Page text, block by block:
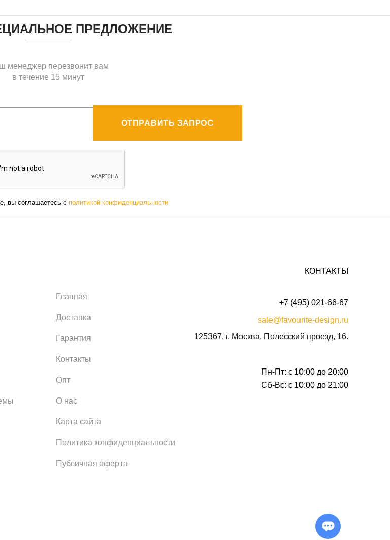
ПРЕДЛОЖЕНИЕ
менеджер перезвонит вам
в течение 15 минут
ОТПРАВИТЬ ЗАПРОС
вы соглашаетесь с политикой конфиденциальности
Главная
Доставка
Гарантия
Контакты
Опт
О нас
Карта сайта
Политика конфиденциальности
Публичная оферта
КОНТАКТЫ
+7 (495) 021-66-67
sale@favourite-design.ru
125367, г. Москва, Полесский проезд, 16.
Пн-Пт: с 10:00 до 20:00
Сб-Вс: с 10:00 до 21:00